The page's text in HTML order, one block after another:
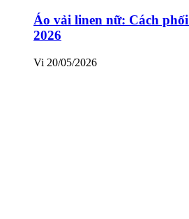
Áo vải linen nữ: Cách
2026
Vi 20/05/2026